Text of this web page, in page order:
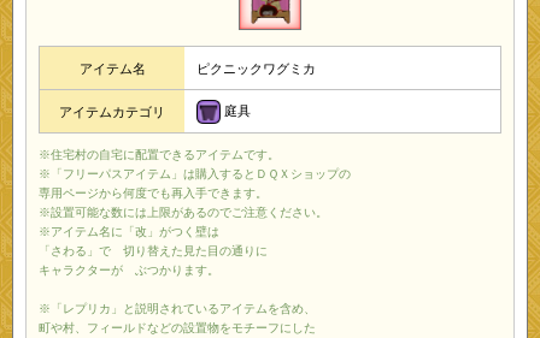
アイテム名 ピクニックワグミカ
アイテムカテゴリ 庭具
※住宅村の自宅に配置できるアイテムです。
※「フリーパスアイテム」は購入するとＤＱＸショップの
専用ページから何度でも再入手できます。
※設置可能な数には上限があるのでご注意ください。
※アイテム名に「改」がつく壁は
「さわる」で 切り替えた見た目の通りに
キャラクターが ぶつかります。
※「レプリカ」と説明されているアイテムを含め、
町や村、フィールドなどの設置物をモチーフにした